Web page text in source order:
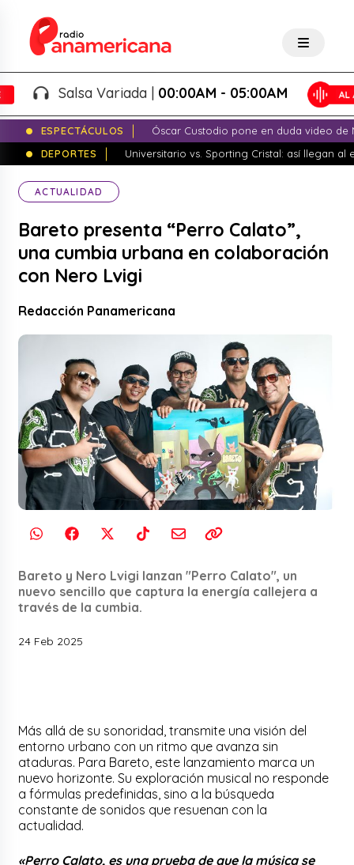
Salsa Variada |00:00AM - 05:00AM
ESPECTÁCULOS
Óscar Custodio pone en duda video de
DEPORTES
Universitario vs. Sporting Cristal: así llegan al
ACTUALIDAD
Bareto presenta “Perro Calato”,
una cumbia urbana en colaboración
con Nero Lvigi
Redacción Panamericana
Bareto y Nero Lvigi lanzan "Perro Calato", un
nuevo sencillo que captura la energía callejera a
través de la cumbia.
24 Feb 2025
Más allá de su sonoridad, transmite una visión del
entorno urbano con un ritmo que avanza sin
ataduras. Para Bareto, este lanzamiento marca un
nuevo horizonte. Su exploración musical no responde
a fórmulas predefinidas, sino a la búsqueda
constante de sonidos que resuenan con la
actualidad.
«Perro Calato, es una prueba de que la música se